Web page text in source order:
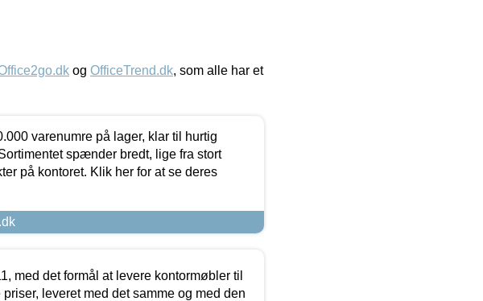
og OfficeTrend.dk, som alle har et
varenumre på lager, klar til hurtig
spænder bredt, lige fra stort
på kontoret. Klik her for at se deres
med det formål at levere kontormøbler til
leveret med det samme og med den